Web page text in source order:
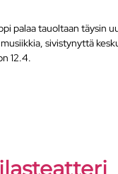
palaa tauoltaan täysin
sivistynyttä
12.4.